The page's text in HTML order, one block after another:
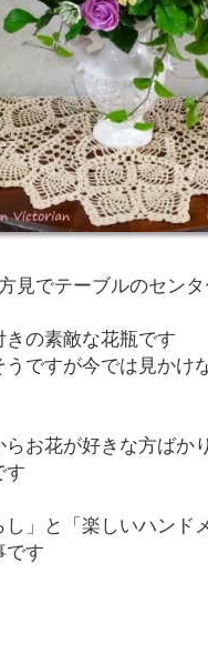
見でテーブルのセン
の素敵な花瓶です
うですが今では見かけ
らお花が好きな方ば
す
し」と「楽しいハンド
です